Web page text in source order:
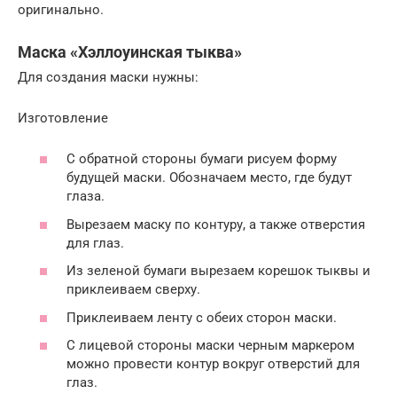
оригинально.
Маска «Хэллоуинская тыква»
Для создания маски нужны:
Изготовление
С обратной стороны бумаги рисуем форму
будущей маски. Обозначаем место, где будут
глаза.
Вырезаем маску по контуру, а также отверстия
для глаз.
Из зеленой бумаги вырезаем корешок тыквы и
приклеиваем сверху.
Приклеиваем ленту с обеих сторон маски.
С лицевой стороны маски черным маркером
можно провести контур вокруг отверстий для
глаз.